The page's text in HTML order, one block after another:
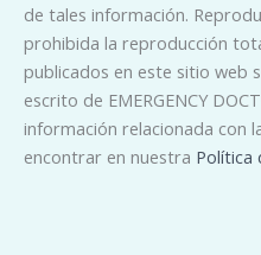
de tales información.
prohibida la reproducción
publicados en este sitio web
escrito de EMERGENCY
información relacionada con
encontrar en nuestra Política